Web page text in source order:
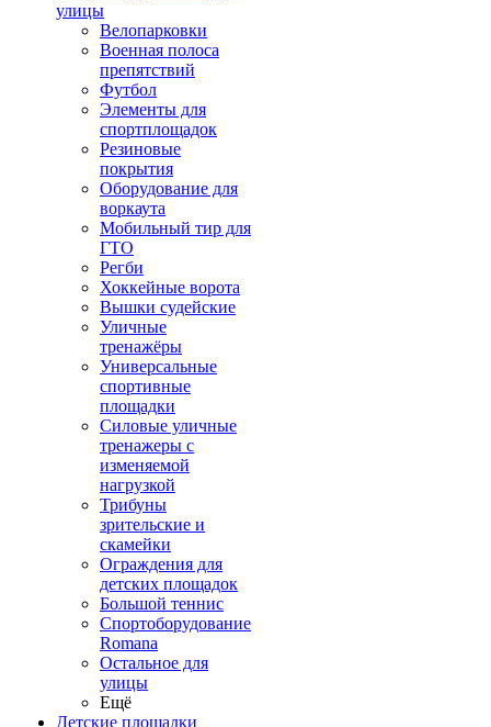
улицы
Велопарковки
Военная полоса
препятствий
Футбол
Элементы для
спортплощадок
Резиновые
покрытия
Оборудование для
воркаута
Мобильный тир для
ГТО
Регби
Хоккейные ворота
Вышки судейские
Уличные
тренажёры
Универсальные
спортивные
площадки
Силовые уличные
тренажеры с
изменяемой
нагрузкой
Трибуны
зрительские и
скамейки
Ограждения для
детских площадок
Большой теннис
Спортоборудование
Romana
Остальное для
улицы
Ещё
Детские площадки